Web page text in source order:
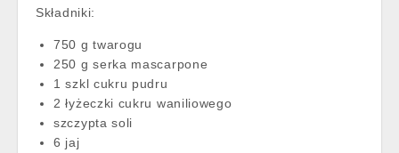
Składniki:
750 g twarogu
250 g serka mascarpone
1 szkl cukru pudru
2 łyżeczki cukru waniliowego
szczypta soli
6 jaj